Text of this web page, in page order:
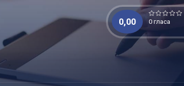
0,00 0 гласа